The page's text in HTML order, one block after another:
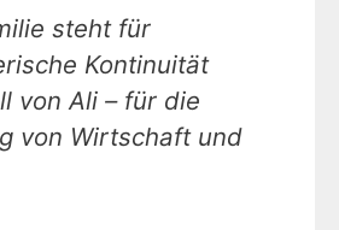
steht für
Kontinuität
von Ali – für die
von Wirtschaft und